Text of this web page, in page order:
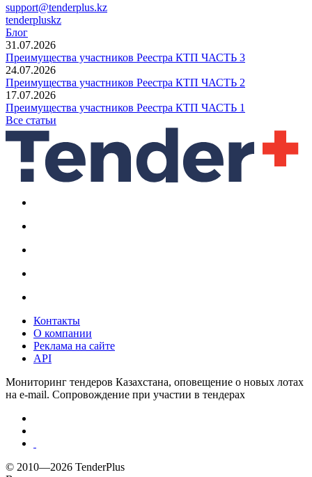
support@tenderplus.kz
tenderpluskz
Блог
31.07.2026
Преимущества участников Реестра КТП ЧАСТЬ 3
24.07.2026
Преимущества участников Реестра КТП ЧАСТЬ 2
17.07.2026
Преимущества участников Реестра КТП ЧАСТЬ 1
Все статьи
Контакты
О компании
Реклама на сайте
API
Мониторинг тендеров Казахстана, оповещение о новых лотах
на e-mail. Сопровождение при участии в тендерах
© 2010—2026 TenderPlus